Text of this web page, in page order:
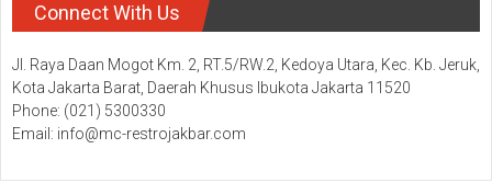
Connect With Us
Jl. Raya Daan Mogot Km. 2, RT.5/RW.2, Kedoya Utara, Kec. Kb. Jeruk,
Kota Jakarta Barat, Daerah Khusus Ibukota Jakarta 11520
Phone: (021) 5300330
Email: info@mc-restrojakbar.com